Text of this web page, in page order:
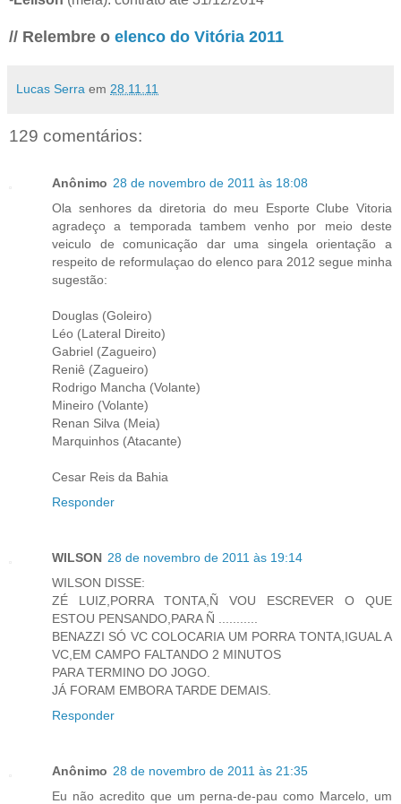
// Relembre o elenco do Vitória 2011
Lucas Serra em 28.11.11
129 comentários:
Anônimo 28 de novembro de 2011 às 18:08
Ola senhores da diretoria do meu Esporte Clube Vitoria
agradeço a temporada tambem venho por meio deste
veiculo de comunicação dar uma singela orientação a
respeito de reformulaçao do elenco para 2012 segue minha
sugestão:
Douglas (Goleiro)
Léo (Lateral Direito)
Gabriel (Zagueiro)
Reniê (Zagueiro)
Rodrigo Mancha (Volante)
Mineiro (Volante)
Renan Silva (Meia)
Marquinhos (Atacante)
Cesar Reis da Bahia
Responder
WILSON 28 de novembro de 2011 às 19:14
WILSON DISSE:
ZÉ LUIZ,PORRA TONTA,Ñ VOU ESCREVER O QUE
ESTOU PENSANDO,PARA Ñ ...........
BENAZZI SÓ VC COLOCARIA UM PORRA TONTA,IGUAL A
VC,EM CAMPO FALTANDO 2 MINUTOS
PARA TERMINO DO JOGO.
JÁ FORAM EMBORA TARDE DEMAIS.
Responder
Anônimo 28 de novembro de 2011 às 21:35
Eu não acredito que um perna-de-pau como Marcelo, um